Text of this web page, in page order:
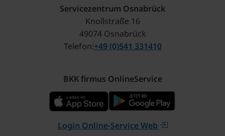
Servicezentrum Osnabrück
Knollstraße 16
49074 Osnabrück
Telefon +49 (0)541 331410
BKK firmus OnlineService
Login Online-Service Web